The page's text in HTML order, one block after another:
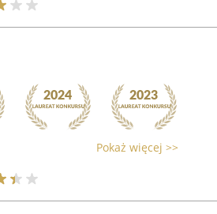
Pokaż więcej >>